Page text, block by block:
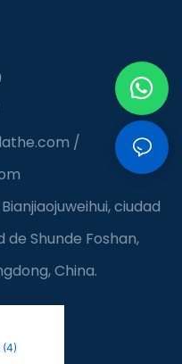
/
ciudad
de Shunde Foshan,
China.